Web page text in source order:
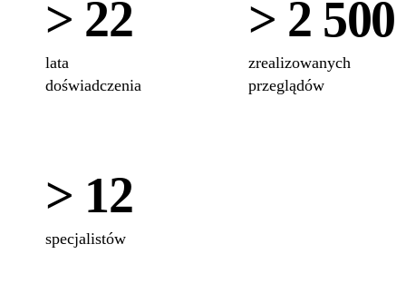
> 22
lata
doświadczenia
> 2 500
zrealizowanych
przeglądów
> 12
specjalistów